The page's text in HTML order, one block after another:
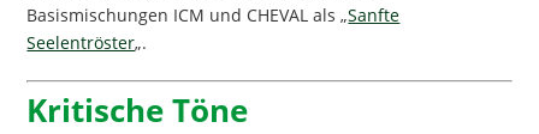
Basismischungen ICM und CHEVAL als „Sanfte
Seelentröster„.
Kritische Töne